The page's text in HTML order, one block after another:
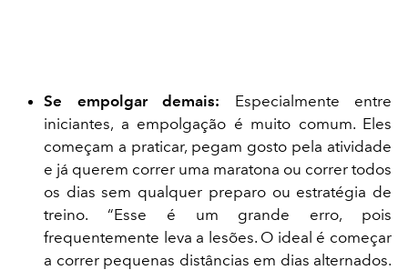
Se empolgar demais: Especialmente entre
iniciantes, a empolgação é muito comum. Eles
começam a praticar, pegam gosto pela atividade
e já querem correr uma maratona ou correr todos
os dias sem qualquer preparo ou estratégia de
treino. “Esse é um grande erro, pois
frequentemente leva a lesões. O ideal é começar
a correr pequenas distâncias em dias alternados.